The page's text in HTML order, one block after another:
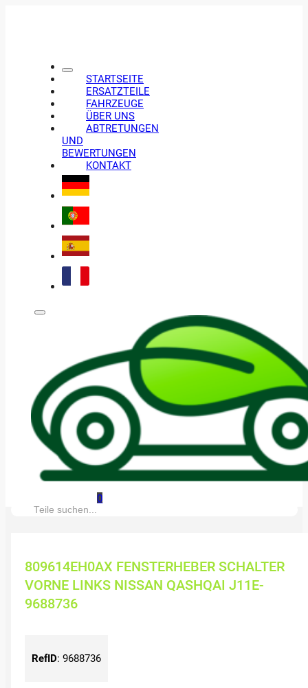
STARTSEITE
ERSATZTEILE
FAHRZEUGE
ÜBER UNS
ABTRETUNGEN
UND
BEWERTUNGEN
KONTAKT
0
Suche:
809614EH0AX FENSTERHEBER SCHALTER
VORNE LINKS NISSAN QASHQAI J11E-
9688736
RefID: 9688736